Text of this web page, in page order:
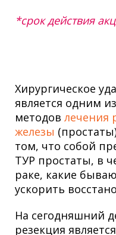
*срок действия
Хирургическое
является одним
методов лечения
железы
том, что собой
ТУР простаты, в
раке, какие
ускорить
На сегодняшний
резекция